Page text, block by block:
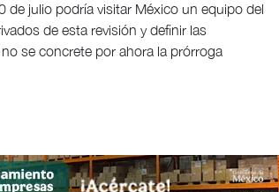
de julio podría visitar México un equipo del
de esta revisión y definir las
se concrete por ahora la prórroga